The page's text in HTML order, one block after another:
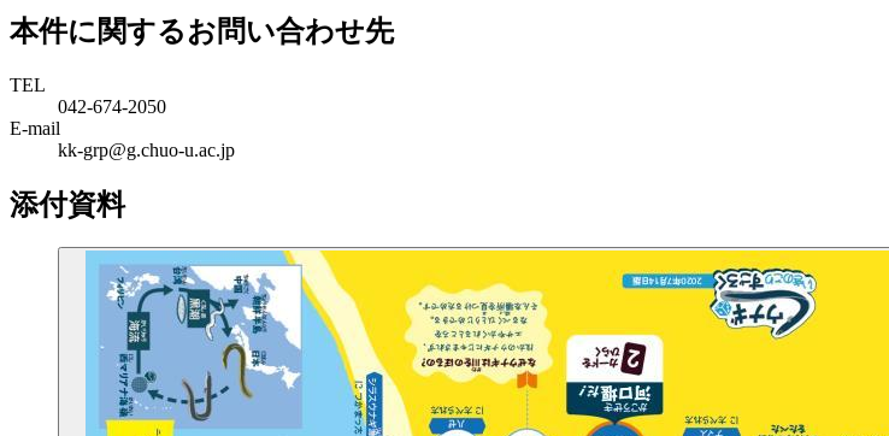
本件に関するお問い合わせ先
TEL
042-674-2050
E-mail
kk-grp@g.chuo-u.ac.jp
添付資料